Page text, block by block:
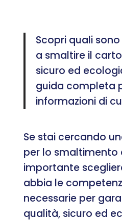
Scopri quali
a smaltire il
sicuro ed
guida completa
informazioni di
Se stai cercando
per lo smaltimento
importante
abbia le
necessarie per
qualità, sicuro ed